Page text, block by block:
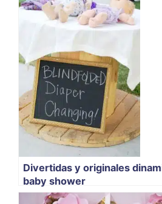
Divertidas y originales
baby shower